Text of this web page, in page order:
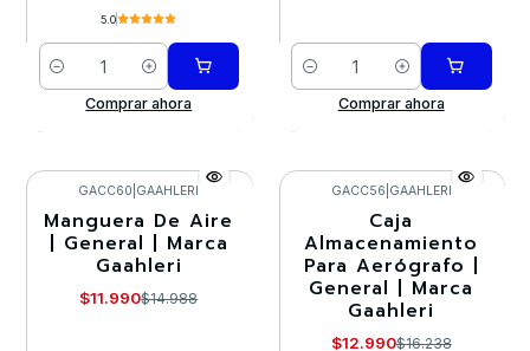
5.0
Cantidad
Comprar ahora
Cantidad
Comprar ahora
-20%
GACC60 GAAHLERI
Manguera De Aire
| General | Marca
Gaahleri
$11.990$14.988
GACC56 GAAHLERI
Caja
Almacenamiento
Para Aerógrafo |
General | Marca
Gaahleri
$12.990$16.238